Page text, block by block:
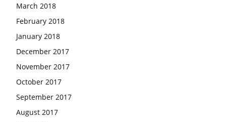
March 2018
February 2018
January 2018
December 2017
November 2017
October 2017
September 2017
August 2017